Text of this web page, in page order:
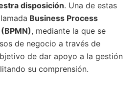
disposición. Una de estas
Business Process
, mediante la que se
de negocio a través de
de dar apoyo a la gestión
su comprensión.